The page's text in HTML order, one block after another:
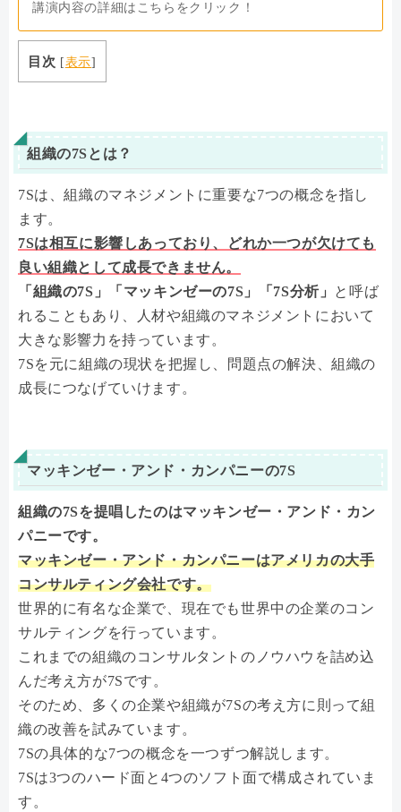
講演内容の詳細はこちらをクリック！
目次 [表示]
組織の7Sとは？
7Sは、組織のマネジメントに重要な7つの概念を指し
ます。
7Sは相互に影響しあっており、どれか一つが欠けても
良い組織として成長できません。
「組織の7S」「マッキンゼーの7S」「7S分析」 と呼ば
れることもあり、人材や組織のマネジメントにおいて
大きな影響力を持っています。
7Sを元に組織の現状を把握し、問題点の解決、組織の
成長につなげていけます。
マッキンゼー・アンド・カンパニーの7S
組織の7Sを提唱したのはマッキンゼー・アンド・カン
パニーです。
マッキンゼー・アンド・カンパニーはアメリカの大手
コンサルティング会社です。
世界的に有名な企業で、現在でも世界中の企業のコン
サルティングを行っています。
これまでの組織のコンサルタントのノウハウを詰め込
んだ考え方が7Sです。
そのため、多くの企業や組織が7Sの考え方に則って組
織の改善を試みています。
7Sの具体的な7つの概念を一つずつ解説します。
7Sは3つのハード面と4つのソフト面で構成されていま
す。